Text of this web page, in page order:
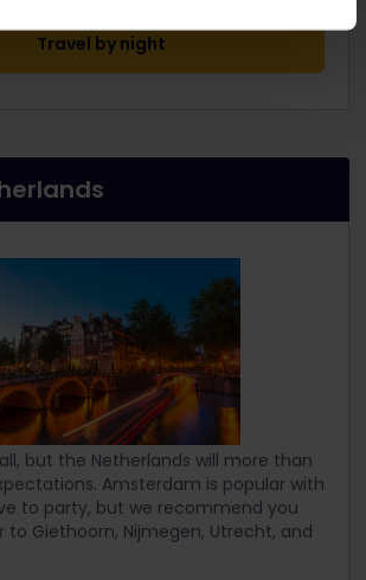
Travel by night
but the Netherlands will more than
Amsterdam is popular with
to party, but we recommend you
Giethoorn, Nijmegen, Utrecht, and